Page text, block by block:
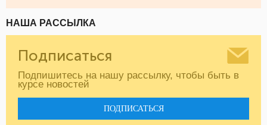
НАША РАССЫЛКА
Подписаться
Подпишитесь на нашу рассылку, чтобы быть в
курсе новостей
ПОДПИСАТЬСЯ